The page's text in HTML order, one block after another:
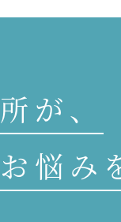
が、
悩み